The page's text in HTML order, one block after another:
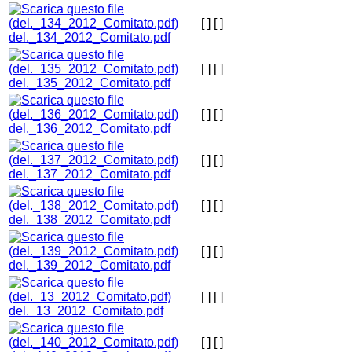
del._134_2012_Comitato.pdf
[ ] [ ]
del._135_2012_Comitato.pdf
[ ] [ ]
del._136_2012_Comitato.pdf
[ ] [ ]
del._137_2012_Comitato.pdf
[ ] [ ]
del._138_2012_Comitato.pdf
[ ] [ ]
del._139_2012_Comitato.pdf
[ ] [ ]
del._13_2012_Comitato.pdf
[ ] [ ]
[ ] [ ]